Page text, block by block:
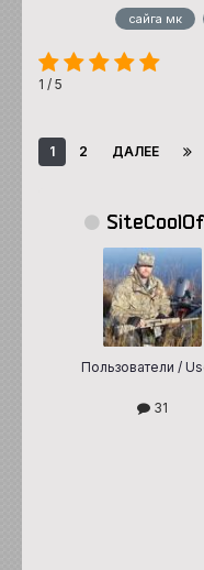
сайга мк
1 /5
1 2 ДАЛЕЕ
Пользователи /
31